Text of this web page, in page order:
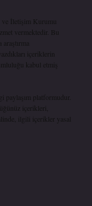
ve İletişim Kurumu
vermektedir. Bu
içeriklerin
kabul etmiş
paylaşım platformudur.
içerikleri,
ilgili içerikler yasal